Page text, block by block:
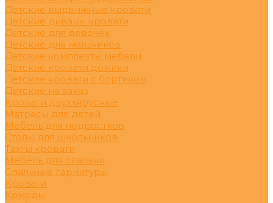
Детские выдвижные кровати
Детские диваны кровати
Детские для девочек
Детские для мальчиков
Детские комплекты мебели
Детские кровати домики
Детские кровати с бортиком
Детские на заказ
Кровати двухъярусные
Матрасы для детей
Мебель для подростков
Столы для школьников
Тахты кровати
Мебель для спальни
Спальные гарнитуры
Кровати
Комоды